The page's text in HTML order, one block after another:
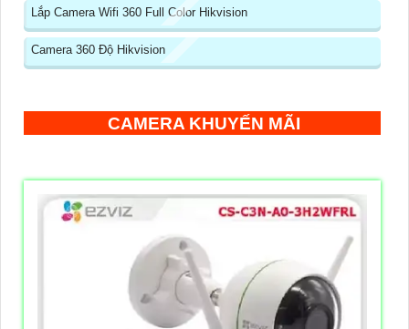
Lắp Camera Wifi 360 Full Color Hikvision
Camera 360 Độ Hikvision
CAMERA KHUYẾN MÃI